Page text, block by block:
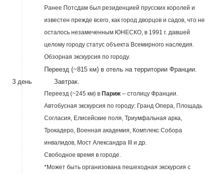
Ранее Потсдам был резиденцией прусских королей и
известен прежде всего, как город дворцов и садов, что не
осталось незамеченным ЮНЕСКО, в 1991 г. давшей
целому городу статус объекта Всемирного наследия.
Обзорная экскурсия по городу.
Переезд (~815 км) в отель на территории Франции.
3 день
Завтрак.
Переезд (~245 км) в Париж – столицу Франции.
Автобусная экскурсия по городу: Гранд Опера, Площадь
Согласия, Елисейские поля, Триумфальная арка,
Трокадеро, Военная академия, Комплекс Собора
инвалидов, Мост Александра III и др.
Свободное время в городе.
*Может быть организована пешеходная экскурсия с